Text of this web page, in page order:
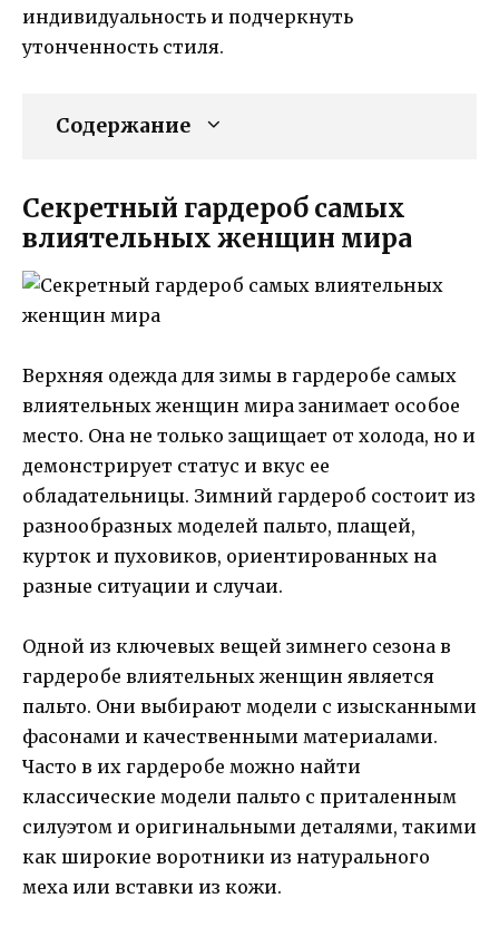
индивидуальность и подчеркнуть
утонченность стиля.
Содержание
Секретный гардероб самых
влиятельных женщин мира
Верхняя одежда для зимы в гардеробе самых
влиятельных женщин мира занимает особое
место. Она не только защищает от холода, но и
демонстрирует статус и вкус ее
обладательницы. Зимний гардероб состоит из
разнообразных моделей пальто, плащей,
курток и пуховиков, ориентированных на
разные ситуации и случаи.
Одной из ключевых вещей зимнего сезона в
гардеробе влиятельных женщин является
пальто. Они выбирают модели с изысканными
фасонами и качественными материалами.
Часто в их гардеробе можно найти
классические модели пальто с приталенным
силуэтом и оригинальными деталями, такими
как широкие воротники из натурального
меха или вставки из кожи.